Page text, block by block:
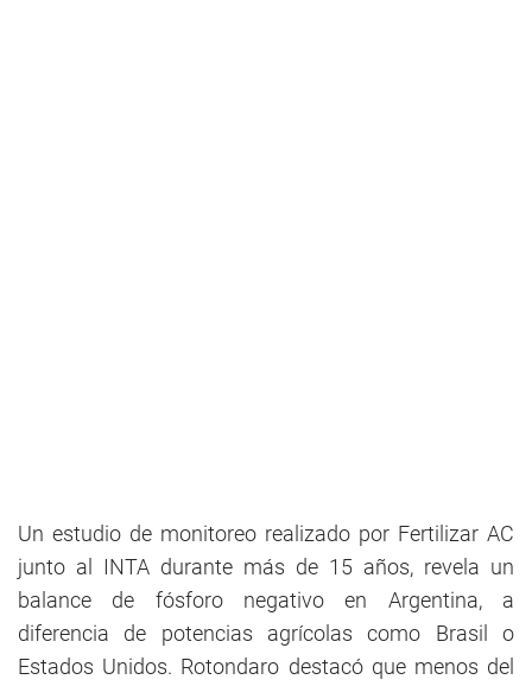
Un estudio de monitoreo realizado por Fertilizar AC
junto al INTA durante más de 15 años, revela un
balance de fósforo negativo en Argentina, a
diferencia de potencias agrícolas como Brasil o
Estados Unidos. Rotondaro destacó que menos del